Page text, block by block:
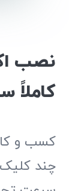
نصب
کاملاً
کسب و
چند کلیک